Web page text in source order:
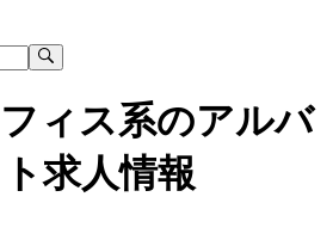
ィス系のアルバ
求人情報